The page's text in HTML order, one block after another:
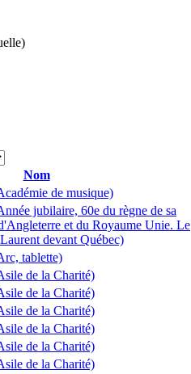
Nom
de musique)
jubilaire, 60e du règne de sa
et du Royaume Unie. Le
devant Québec)
tablette)
de la Charité)
de la Charité)
de la Charité)
de la Charité)
de la Charité)
de la Charité)